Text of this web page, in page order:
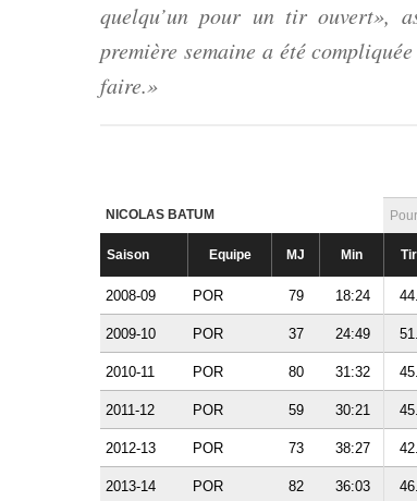
quelqu’un pour un tir ouvert»,
première semaine a été
faire.»
NICOLAS BATUM
Saison Equipe MJ Min
2008-09 POR 79 18:24
2009-10 POR 37 24:49
2010-11 POR 80 31:32
2011-12 POR 59 30:21
2012-13 POR 73 38:27
2013-14 POR 82 36:03